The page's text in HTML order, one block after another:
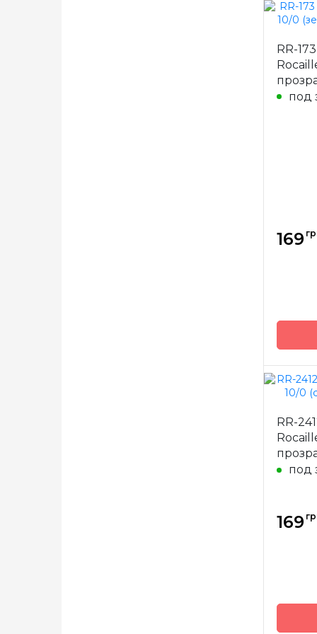
Страна-
RR-
под
169
RR-
под
169